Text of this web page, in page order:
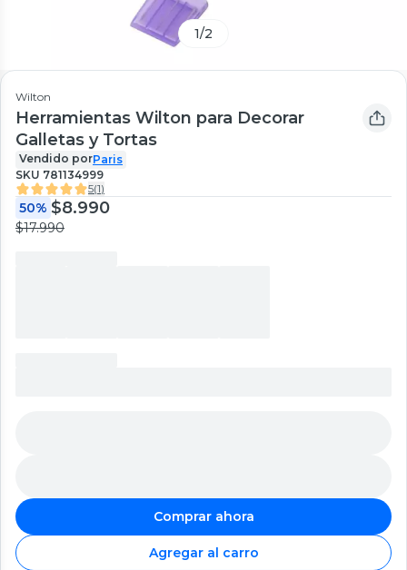
1/2
Wilton
Herramientas Wilton para Decorar
Galletas y Tortas
Vendido porParis
SKU 781134999
5(1)
50% $8.990
$17.990
Comprar ahora
Agregar al carro